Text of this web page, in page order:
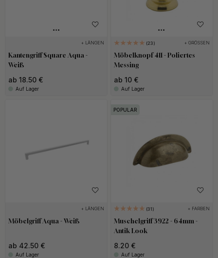
+ LÄNGEN
Kantengriff Square Aqua -
Weiß
ab 18.50 €
Auf Lager
23 + GRÖSSEN
Möbelknopf 411 - Poliertes
Messing
ab 10 €
Auf Lager
+ LÄNGEN
Möbelgriff Aqua - Weiß
ab 42.50 €
Auf Lager
POPULAR
31 + FARBEN
Muschelgriff 3922 - 64mm -
Antik Look
8.20 €
Auf Lager